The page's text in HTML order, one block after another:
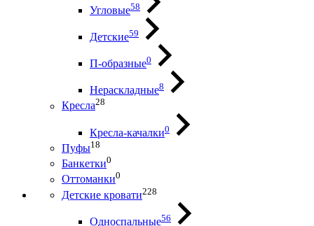
Угловые58
Детские59
П-образные0
Нераскладные8
Кресла28
Кресла-качалки0
Пуфы18
Банкетки0
Оттоманки0
Детские кровати228
Односпальные56